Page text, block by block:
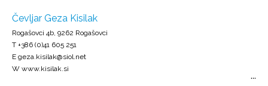
Čevljar Geza Kisilak
Rogašovci 4b, 9262 Rogašovci
T +386 (0)41 605 251
E geza.kisilak@siol.net
W www.kisilak.si